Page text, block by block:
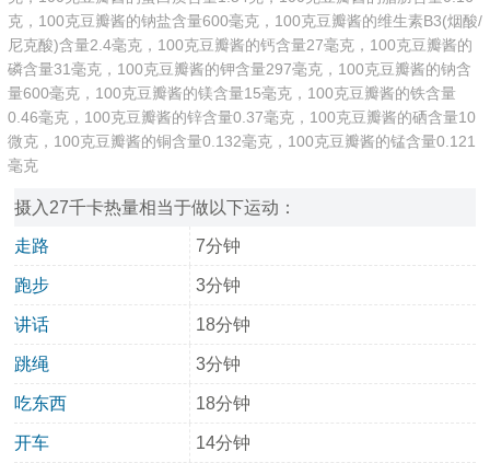
克，100克豆瓣酱的钠盐含量600毫克，100克豆瓣酱的维生素B3(烟酸/
尼克酸)含量2.4毫克，100克豆瓣酱的钙含量27毫克，100克豆瓣酱的
磷含量31毫克，100克豆瓣酱的钾含量297毫克，100克豆瓣酱的钠含
量600毫克，100克豆瓣酱的镁含量15毫克，100克豆瓣酱的铁含量
0.46毫克，100克豆瓣酱的锌含量0.37毫克，100克豆瓣酱的硒含量10
微克，100克豆瓣酱的铜含量0.132毫克，100克豆瓣酱的锰含量0.121
毫克
摄入27千卡热量相当于做以下运动：
走路 7分钟
跑步 3分钟
讲话 18分钟
跳绳 3分钟
吃东西 18分钟
开车 14分钟